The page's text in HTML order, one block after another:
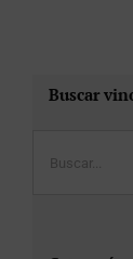
Buscar